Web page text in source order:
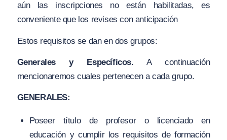
aún las inscripciones no están habilitadas, es
conveniente que los revises con anticipación
Estos requisitos se dan en dos grupos:
Generales y Específicos. A continuación
mencionaremos cuales pertenecen a cada grupo.
GENERALES:
Poseer título de profesor o licenciado en
educación y cumplir los requisitos de formación